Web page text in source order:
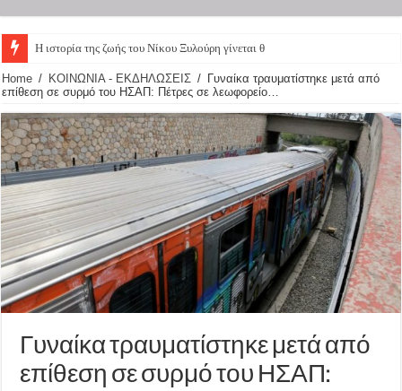
Η ιστορία της ζωής του Νίκου Ξυλούρη γίνεται θεατρικ
Home / ΚΟΙΝΩΝΙΑ - ΕΚΔΗΛΩΣΕΙΣ / Γυναίκα τραυματίστηκε μετά από
επίθεση σε συρμό του ΗΣΑΠ: Πέτρες σε λεωφορείο…
Γυναίκα τραυματίστηκε μετά από
επίθεση σε συρμό του ΗΣΑΠ: